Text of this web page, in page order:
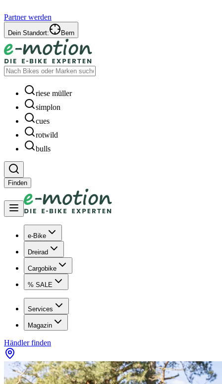
Partner werden
Dein Standort: Bern
riese müller
simplon
cues
rotwild
bulls
Finden
e-Bike
Dreirad
Cargobike
% SALE
Services
Magazin
Händler finden